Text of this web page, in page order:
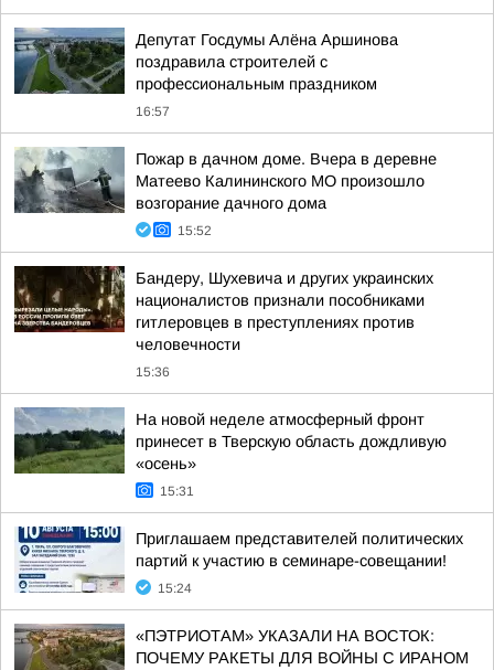
Депутат Госдумы Алёна Аршинова
поздравила строителей с
профессиональным праздником
16:57
Пожар в дачном доме. Вчера в деревне
Матеево Калининского МО произошло
возгорание дачного дома
15:52
Бандеру, Шухевича и других украинских
националистов признали пособниками
гитлеровцев в преступлениях против
человечности
15:36
На новой неделе атмосферный фронт
принесет в Тверскую область дождливую
«осень»
15:31
Приглашаем представителей политических
партий к участию в семинаре-совещании!
15:24
«ПЭТРИОТАМ» УКАЗАЛИ НА ВОСТОК:
ПОЧЕМУ РАКЕТЫ ДЛЯ ВОЙНЫ С ИРАНОМ